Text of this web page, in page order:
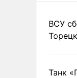
ВСУ
Танк